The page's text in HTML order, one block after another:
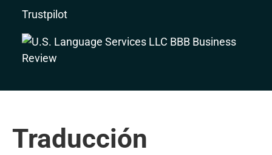
Trustpilot
Traducción